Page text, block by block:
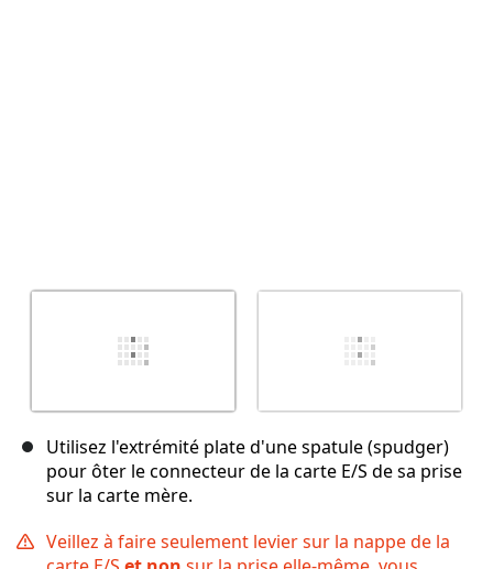
Utilisez l'extrémité plate d'une spatule (spudger)
pour ôter le connecteur de la carte E/S de sa prise
sur la carte mère.
Veillez à faire seulement levier sur la nappe de la